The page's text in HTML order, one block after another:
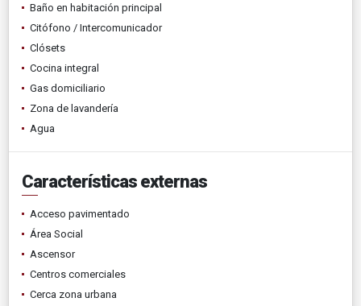
Baño en habitación principal
Citófono / Intercomunicador
Clósets
Cocina integral
Gas domiciliario
Zona de lavandería
Agua
Características externas
Acceso pavimentado
Área Social
Ascensor
Centros comerciales
Cerca zona urbana